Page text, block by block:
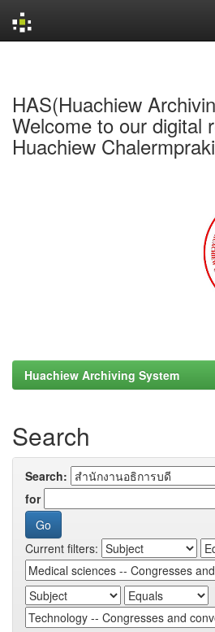
HAS(Huachiew
Welcome to our digital
Huachiew
Huachiew Archiving System
Search
Search:
for
Current filters: